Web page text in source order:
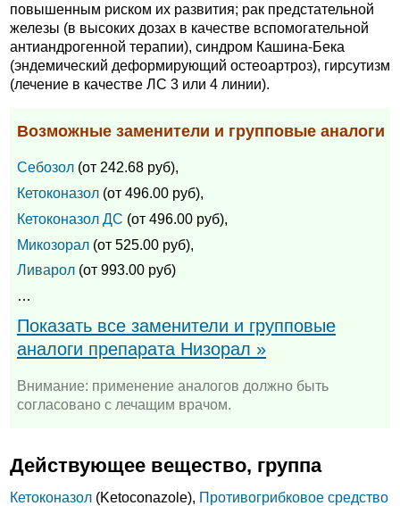
повышенным риском их развития; рак предстательной
железы (в высоких дозах в качестве вспомогательной
антиандрогенной терапии), синдром Кашина-Бека
(эндемический деформирующий остеоартроз), гирсутизм
(лечение в качестве ЛС 3 или 4 линии).
Возможные заменители и групповые аналоги
Себозол (от 242.68 руб),
Кетоконазол (от 496.00 руб),
Кетоконазол ДС (от 496.00 руб),
Микозорал (от 525.00 руб),
Ливарол (от 993.00 руб)
…
Показать все заменители и групповые
аналоги препарата Низорал »
Внимание: применение аналогов должно быть
согласовано с лечащим врачом.
Действующее вещество, группа
Кетоконазол (Ketoconazole), Противогрибковое средство